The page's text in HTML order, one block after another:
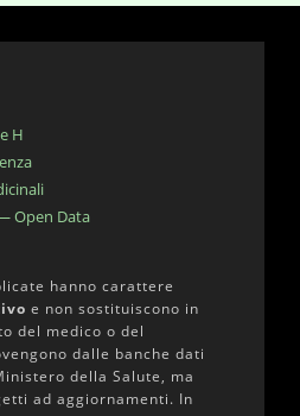
H
Open Data
hanno carattere
e non sostituiscono in
del medico o del
dalle banche dati
della Salute, ma
ad aggiornamenti. In